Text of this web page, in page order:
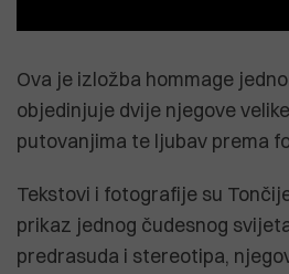
Ova je izložba hommage
objedinjuje dvije njegove
putovanjima te ljubav prema
Tekstovi i fotografije su
prikaz jednog čudesnog
predrasuda i stereotipa,